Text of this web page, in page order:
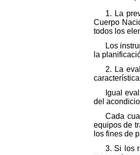
1. La
Cuerpo
todos los
Los
la
2. La
Igual
del
Cada
equipos de
los fines de
3. Si los